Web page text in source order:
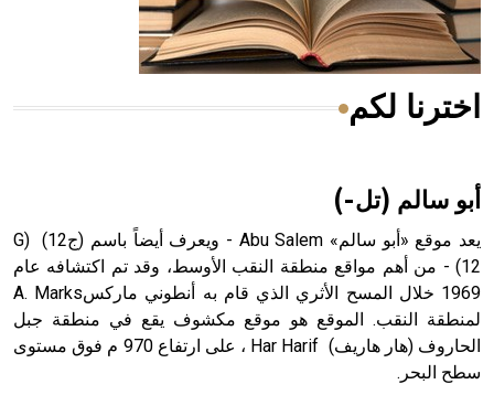
أجود أنواعه، ويمتاز بكبر الحجم ويسمى الش
هل تعلم أن الأبسيد كلمة فرنسية اللفظ تم اعتمادها مصطلحاً
- هل تعلم أن أبجر Abgar اسم معروف جيداً يعود إلى عدد من
الملوك الذين حكموا مدينة إديسا (الرها) من أبجر الأول وحتى
التاسع، وهم ينتسبون إلى أسرة أوسروين
اخترنا لكم
أبو سالم (تل-)
يعد موقع «أبو سالم» Abu Salem - ويعرف أيضاً باسم (ج12) (G
12) - من أهم مواقع منطقة النقب الأوسط، وقد تم اكتشافه عام
1969 خلال المسح الأثري الذي قام به أنطوني ماركسA. Marks
لمنطقة النقب. الموقع هو موقع مكشوف يقع في منطقة جبل
الحاروف (هار هاريف) Har Harif ، على ارتفاع 970 م فوق مستوى
سطح البحر.